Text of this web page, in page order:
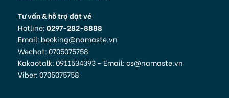
Tư vấn & hỗ trợ đặt vé
Hotline:0297-282-8888
Email: booking@namaste.vn
Wechat: 0705075758
Kakaotalk: 0911534393 – Email: cs@namaste.vn
Viber: 0705075758